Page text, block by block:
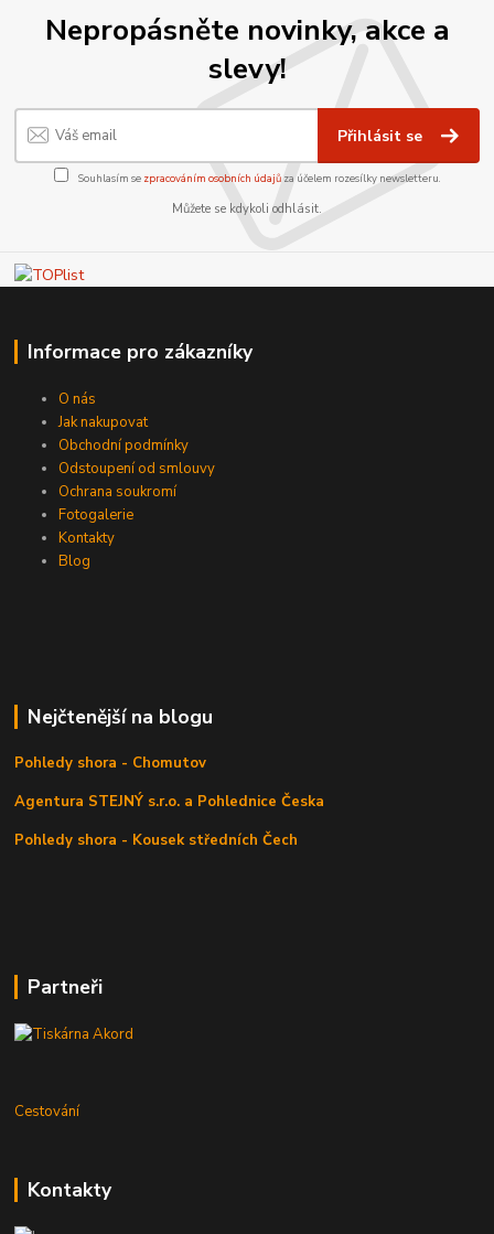
Nepropásněte novinky, akce a
slevy!
Přihlásit se
Souhlasím se zpracováním osobních údajůza účelem rozesílky newsletteru.
Můžete se kdykoli odhlásit.
Informace pro zákazníky
O nás
Jak nakupovat
Obchodní podmínky
Odstoupení od smlouvy
Ochrana soukromí
Fotogalerie
Kontakty
Blog
Nejčtenější na blogu
Pohledy shora - Chomutov
Agentura STEJNÝ s.r.o. a Pohlednice Česka
Pohledy shora - Kousek středních Čech
Partneři
Cestování
Kontakty